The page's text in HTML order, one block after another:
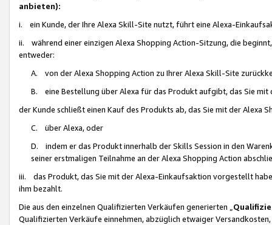
anbieten):
i. ein Kunde, der Ihre Alexa Skill-Site nutzt, führt eine Alexa-
ii. während einer einzigen Alexa Shopping Action-Sitzung, die
entweder:
A. von der Alexa Shopping Action zu Ihrer Alexa Skill-Site
B. eine Bestellung über Alexa für das Produkt aufgibt, das Sie mit
der Kunde schließt einen Kauf des Produkts ab, das Sie mit der Alexa
C. über Alexa, oder
D. indem er das Produkt innerhalb der Skills Session in den
seiner erstmaligen Teilnahme an der Alexa Shopping Action
iii. das Produkt, das Sie mit der Alexa-Einkaufsaktion vorgestellt
ihm bezahlt.
Die aus den einzelnen Qualifizierten Verkäufen generierten „
Qualifizierten Verkäufe einnehmen, abzüglich etwaiger